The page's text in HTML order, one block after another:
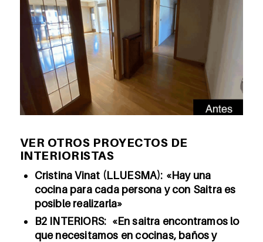
VER OTROS PROYECTOS DE
INTERIORISTAS
Cristina Vinat (LLUESMA): «Hay una
cocina para cada persona y con Saitra es
posible realizarla»
B2 INTERIORS: «En saitra encontramos lo
que necesitamos en cocinas, baños y